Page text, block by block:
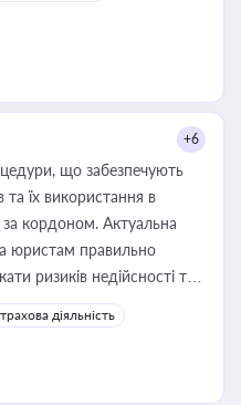
приватизації, оренди
угод і перевірки
+6
що забезпечують
їх використання в
за кордоном. Актуальна
юристам правильно
ризиків недійсності та
органами влади та
діяльність